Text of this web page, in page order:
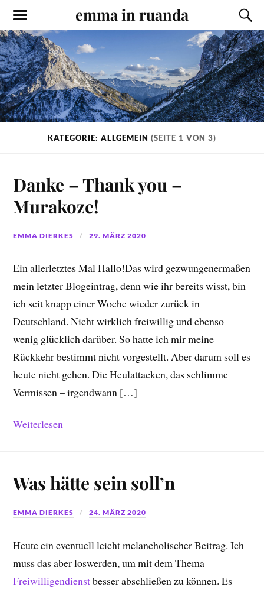
emma in ruanda
KATEGORIE: ALLGEMEIN (SEITE 1 VON 3)
Danke – Thank you –
Murakoze!
EMMA DIERKES 29. MÄRZ 2020
Ein allerletztes Mal Hallo!Das wird gezwungenermaßen
mein letzter Blogeintrag, denn wie ihr bereits wisst, bin
ich seit knapp einer Woche wieder zurück in
Deutschland. Nicht wirklich freiwillig und ebenso
wenig glücklich darüber. So hatte ich mir meine
Rückkehr bestimmt nicht vorgestellt. Aber darum soll es
heute nicht gehen. Die Heulattacken, das schlimme
Vermissen – irgendwann […]
Weiterlesen
Was hätte sein soll’n
EMMA DIERKES 24. MÄRZ 2020
Heute ein eventuell leicht melancholischer Beitrag. Ich
muss das aber loswerden, um mit dem Thema
Freiwilligendienstbesser abschließen zu können. Es